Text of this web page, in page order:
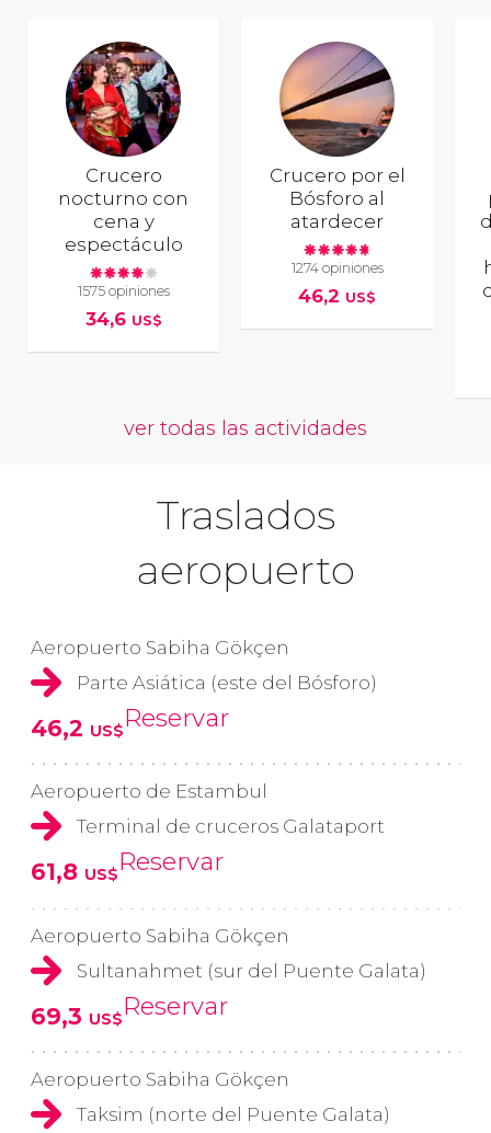
Crucero
nocturno con
cena y
espectáculo
1575 opiniones
34,6 US$
Crucero por el
Bósforo al
atardecer
1274 opiniones
46,2 US$
ver todas las actividades
Traslados
aeropuerto
Aeropuerto Sabiha Gökçen
Parte Asiática (este del Bósforo)
46,2 US$Reservar
Aeropuerto de Estambul
Terminal de cruceros Galataport
61,8 US$Reservar
Aeropuerto Sabiha Gökçen
Sultanahmet (sur del Puente Galata)
69,3 US$Reservar
Aeropuerto Sabiha Gökçen
Taksim (norte del Puente Galata)